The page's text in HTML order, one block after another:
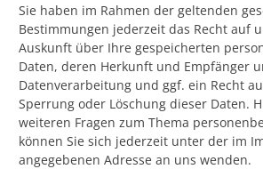
Sie haben im Rahmen der geltenden
Bestimmungen jederzeit das Recht auf
Auskunft über Ihre gespeicherten
Daten, deren Herkunft und Empfänger
Datenverarbeitung und ggf. ein Recht
Sperrung oder Löschung dieser Daten.
weiteren Fragen zum Thema
können Sie sich jederzeit unter der im
angegebenen Adresse an uns wenden.